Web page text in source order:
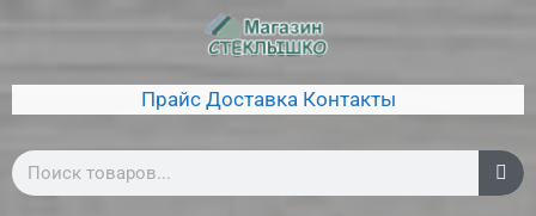
Прайс Доставка Контакты